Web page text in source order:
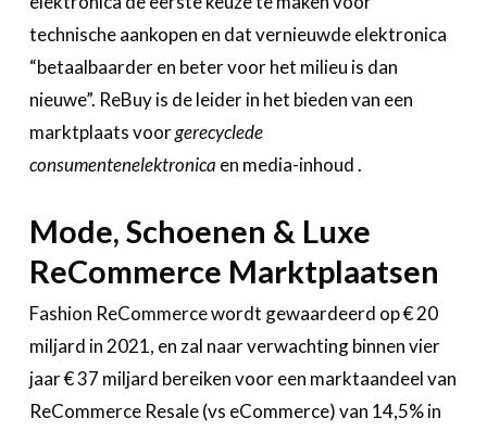
technische aankopen en dat vernieuwde elektronica
“betaalbaarder en beter voor het milieu is dan
nieuwe”. ReBuy is de leider in het bieden van een
marktplaats voorgerecyclede
consumentenelektronica en media-inhoud .
Mode, Schoenen & Luxe
ReCommerce Marktplaatsen
Fashion ReCommerce wordt gewaardeerd op € 20
miljard in 2021, en zal naar verwachting binnen vier
jaar € 37 miljard bereiken voor een marktaandeel van
ReCommerce Resale (vs eCommerce) van 14,5% in